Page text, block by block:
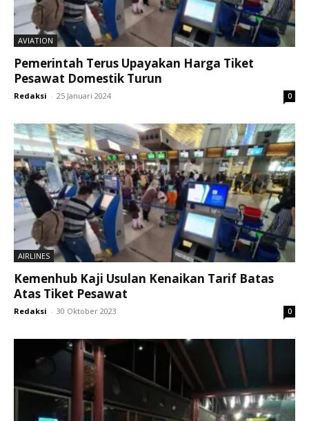
AVIATION
Pemerintah Terus Upayakan Harga Tiket
Pesawat Domestik Turun
Redaksi - 25 Januari 2024 0
AIRLINES
Kemenhub Kaji Usulan Kenaikan Tarif Batas
Atas Tiket Pesawat
Redaksi - 30 Oktober 2023 0